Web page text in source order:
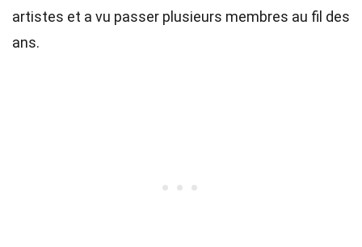
artistes et a vu passer plusieurs membres au fil des
ans.